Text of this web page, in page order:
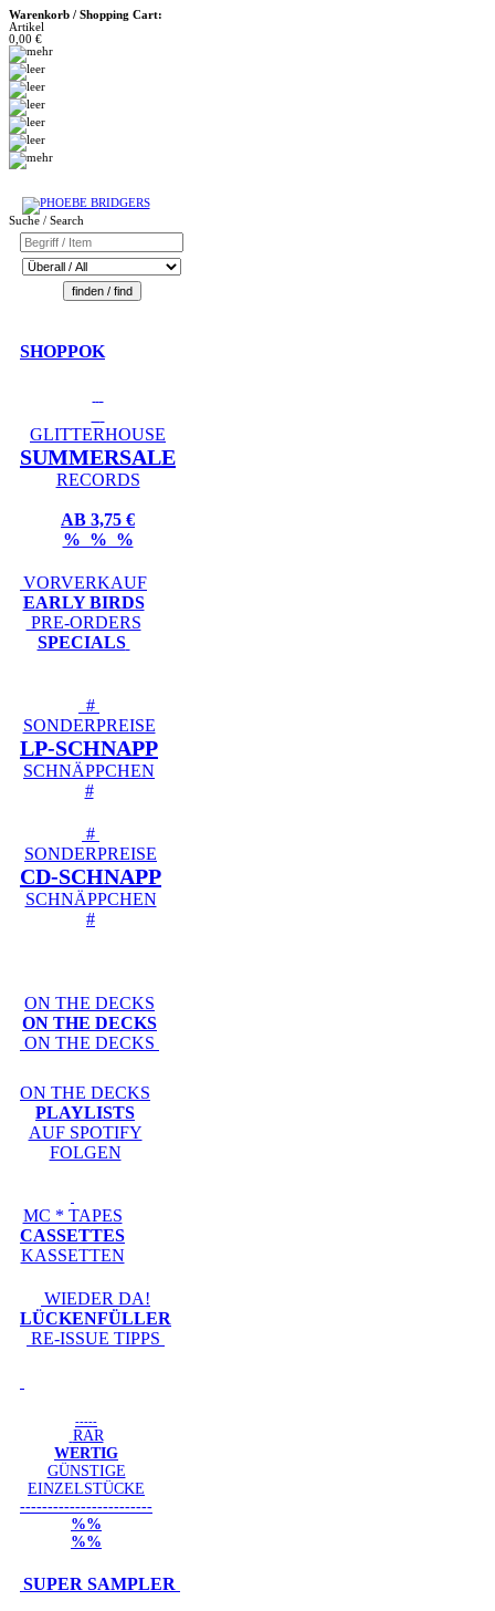
Warenkorb / Shopping Cart:
Artikel
0,00 €
Suche / Search
SHOPPOK
GLITTERHOUSE
SUMMERSALE
RECORDS
AB 3,75 €
% % %
VORVERKAUF
EARLY BIRDS
PRE-ORDERS
SPECIALS
#
SONDERPREISE
LP-SCHNAPP
SCHNÄPPCHEN
#
#
SONDERPREISE
CD-SCHNAPP
SCHNÄPPCHEN
#
ON THE DECKS
ON THE DECKS
ON THE DECKS
ON THE DECKS
PLAYLISTS
AUF SPOTIFY
FOLGEN
MC * TAPES
CASSETTES
KASSETTEN
WIEDER DA!
LÜCKENFÜLLER
RE-ISSUE TIPPS
-----
RAR
WERTIG
GÜNSTIGE
EINZELSTÜCKE
------------------------
%%
%%
SUPER SAMPLER